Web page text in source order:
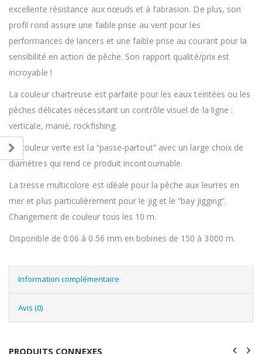
excellente résistance aux nœuds et à l’abrasion. De plus, son
profil rond assure une faible prise au vent pour les
performances de lancers et une faible prise au courant pour la
sensibilité en action de pêche. Son rapport qualité/prix est
incroyable !
La couleur chartreuse est parfaite pour les eaux teintées ou les
pêches délicates nécessitant un contrôle visuel de la ligne :
verticale, manié, rockfishing.
La couleur verte est la “passe-partout” avec un large choix de
diamètres qui rend ce produit incontournable.
La tresse multicolore est idéale pour la pêche aux leurres en
mer et plus particulièrement pour le jig et le “bay jigging”.
Changement de couleur tous les 10 m.
Disponible de 0.06 à 0.56 mm en bobines de 150 à 3000 m.
Information complémentaire
Avis (0)
PRODUITS CONNEXES